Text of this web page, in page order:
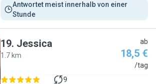
Antwortet meist innerhalb von einer
Stunde
19. Jessica
1.7 km
ab
18,5 €
/tag
9